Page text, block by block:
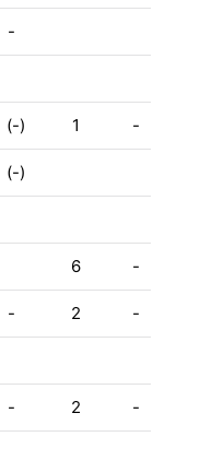
-
(-) 1 -
(-)
6 -
- 2 -
- 2 -